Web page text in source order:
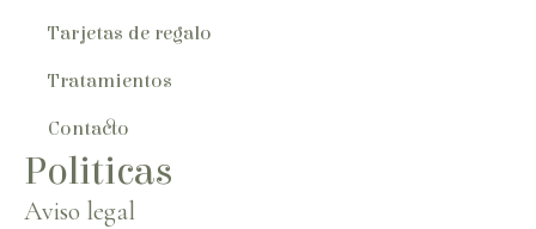
Tarjetas de regalo
Tratamientos
Contacto
Politicas
Aviso legal